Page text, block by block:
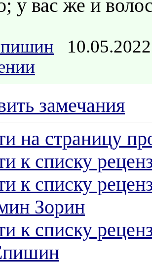
у вас же и
замечания
на страницу
к списку
к списку
Зорин
к списку